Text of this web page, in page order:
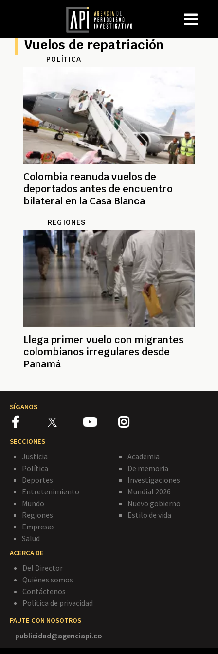
Vuelos de repatriación
POLÍTICA
Colombia reanuda vuelos de
deportados antes de encuentro
bilateral en la Casa Blanca
REGIONES
Llega primer vuelo con migrantes
colombianos irregulares desde
Panamá
SÍGANOS
SECCIONES
Justicia
Política
Deportes
Entretenimiento
Mundo
Regiones
Empresas
Salud
Academia
De memoria
Investigaciones
Mundial 2026
Nuevo gobierno
Estilo de vida
ACERCA DE
Del Director
Quiénes somos
Contáctenos
Política de privacidad
PAUTE CON NOSOTROS
publicidad@agenciapi.co